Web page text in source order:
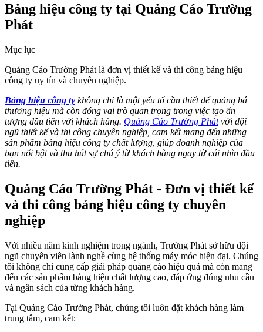
Bảng hiệu công ty tại Quảng Cáo Trường
Phát
Mục lục
Quảng Cáo Trường Phát là đơn vị thiết kế và thi công bảng hiệu
công ty uy tín và chuyên nghiệp.
Bảng hiệu công ty không chỉ là một yếu tố cần thiết để quảng bá
thương hiệu mà còn đóng vai trò quan trọng trong việc tạo ấn
tượng đầu tiên với khách hàng. Quảng Cáo Trường Phátvới đội
ngũ thiết kế và thi công chuyên nghiệp, cam kết mang đến những
sản phẩm bảng hiệu công ty chất lượng, giúp doanh nghiệp của
bạn nổi bật và thu hút sự chú ý từ khách hàng ngay từ cái nhìn đầu
tiên.
Quảng Cáo Trường Phát - Đơn vị thiết kế
và thi công bảng hiệu công ty chuyên
nghiệp
Với nhiều năm kinh nghiệm trong ngành, Trường Phát sở hữu đội
ngũ chuyên viên lành nghề cùng hệ thống máy móc hiện đại. Chúng
tôi không chỉ cung cấp giải pháp quảng cáo hiệu quả mà còn mang
đến các sản phẩm bảng hiệu chất lượng cao, đáp ứng đúng nhu cầu
và ngân sách của từng khách hàng.
Tại Quảng Cáo Trường Phát, chúng tôi luôn đặt khách hàng làm
trung tâm, cam kết: